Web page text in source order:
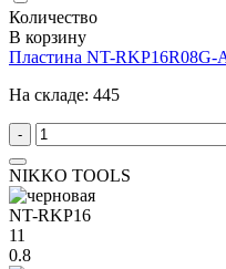
Количество
В корзину
Пластина NT-
На складе: 445
-
NIKKO TOOLS
NT-RKP16
11
0.8